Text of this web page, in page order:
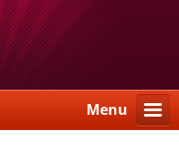
Menu